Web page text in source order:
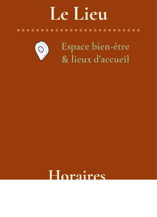
Le Lieu
Espace bien-être
& lieux d'accueil
Horaires